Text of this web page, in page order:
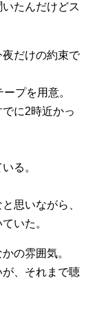
たんだけどス
だけの約束で
プを用意。
に2時近かっ
る。
思いながら、
いた。
の雰囲気。
、それまで聴